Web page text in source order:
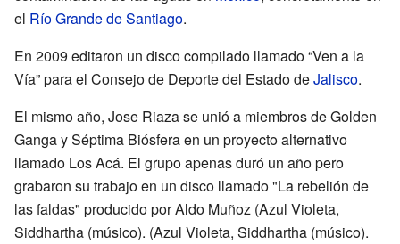
el Río Grande de Santiago.
En 2009 editaron un disco compilado llamado “Ven a la
Vía” para el Consejo de Deporte del Estado deJalisco.
El mismo año, Jose Riaza se unió a miembros de Golden
Ganga y Séptima Biósfera en un proyecto alternativo
llamado Los Acá. El grupo apenas duró un año pero
grabaron su trabajo en un disco llamado "La rebelión de
las faldas" producido por Aldo Muñoz (Azul Violeta,
Siddhartha (músico). (Azul Violeta, Siddhartha (músico).